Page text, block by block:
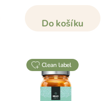
Do košíku
clean label